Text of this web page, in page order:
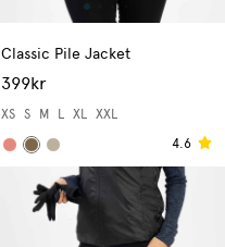
Classic Pile Jacket
399kr
XS S M L XL XXL
4.6